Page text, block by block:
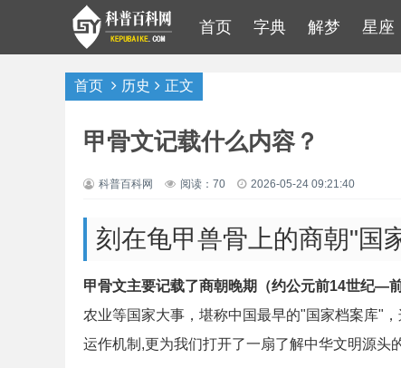
首页 字典 解梦 星座
首页 历史 正文
甲骨文记载什么内容？
科普百科网 阅读：70 2026-05-24 09:21:40
刻在龟甲兽骨上的商朝"国
甲骨文主要记载了商朝晚期（约公元前14世纪—
农业等国家大事，堪称中国最早的"国家档案库"
运作机制,更为我们打开了一扇了解中华文明源头